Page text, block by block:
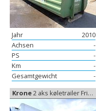
Jahr
2010
Achsen
-
PS
-
Km
-
Gesamtgewicht
-
Krone2 aks køletrailer Frigoblock, Kühl Koffer